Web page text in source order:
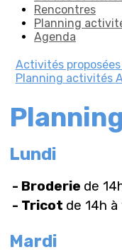
Rencontres
Planning
Agenda
Activités proposées
Planning activités
Lundi
- Broderie de
- Tricot de 14h à
Mardi